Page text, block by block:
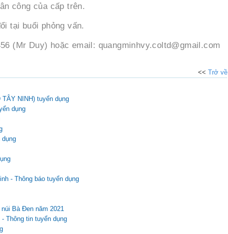
công của cấp trên.
tại buổi phỏng vấn.
(Mr Duy) hoặc email: quangminhvy.coltd@gmail.com
<< Trở về
NINH) tuyển dụng
dụng
dụng
- Thông báo tuyển dụng
Bà Đen năm 2021
Thông tin tuyển dụng